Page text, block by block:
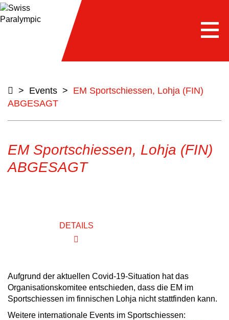
> Events > EM Sportschiessen, Lohja (FIN)
ABGESAGT
EM Sportschiessen, Lohja (FIN)
ABGESAGT
DETAILS
Aufgrund der aktuellen Covid-19-Situation hat das
Organisationskomitee entschieden, dass die EM im
Sportschiessen im finnischen Lohja nicht stattfinden kann.
Weitere internationale Events im Sportschiessen: